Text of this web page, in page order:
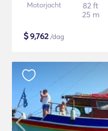
Motorjacht
82 ft
25 m
$9,762/dag